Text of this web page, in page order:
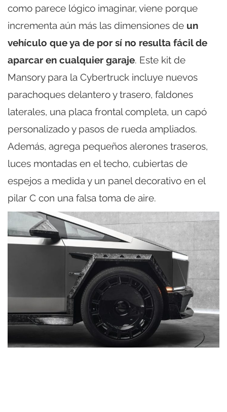
como parece lógico imaginar, viene porque
incrementa aún más las dimensiones de un
vehículo que ya de por sí no resulta fácil de
aparcar en cualquier garaje. Este kit de
Mansory para la Cybertruck incluye nuevos
parachoques delantero y trasero, faldones
laterales, una placa frontal completa, un capó
personalizado y pasos de rueda ampliados.
Además, agrega pequeños alerones traseros,
luces montadas en el techo, cubiertas de
espejos a medida y un panel decorativo en el
pilar C con una falsa toma de aire.